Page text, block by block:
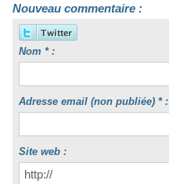
Nouveau commentaire :
Nom * :
Adresse email (non publiée) * :
Site web :